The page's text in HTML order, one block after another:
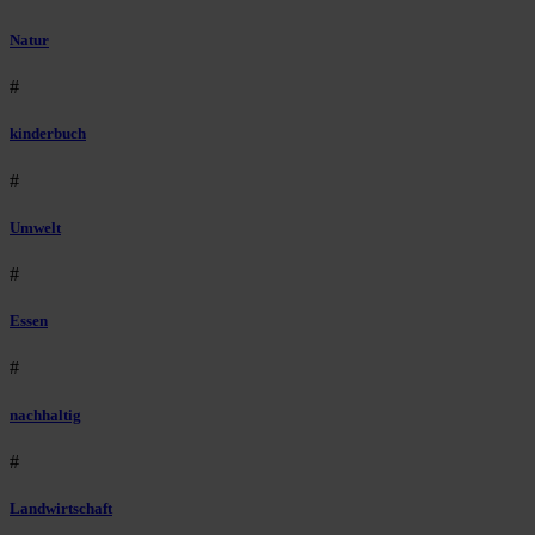
Natur
#
kinderbuch
#
Umwelt
#
Essen
#
nachhaltig
#
Landwirtschaft